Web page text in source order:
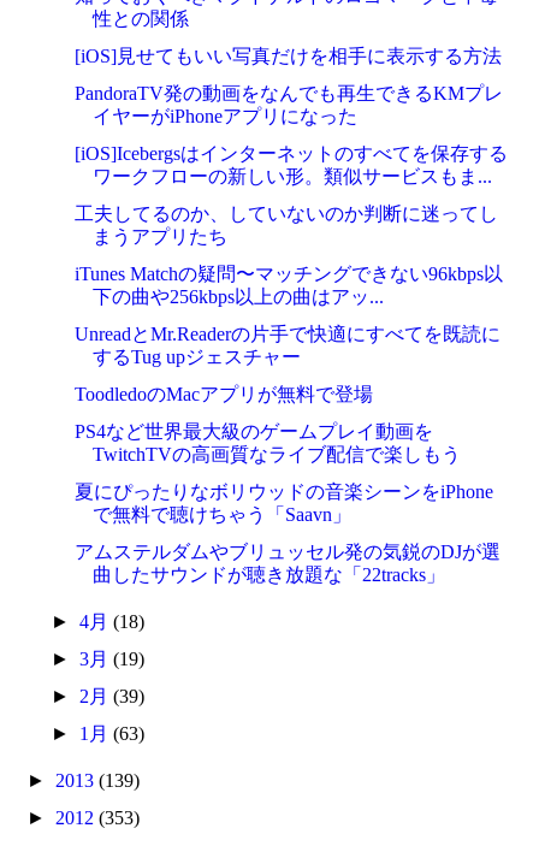
性との関係
[iOS]見せてもいい写真だけを相手に表示する方法
PandoraTV発の動画をなんでも再生できるKMプレ
イヤーがiPhoneアプリになった
[iOS]Icebergsはインターネットのすべてを保存する
ワークフローの新しい形。類似サービスもま...
工夫してるのか、していないのか判断に迷ってし
まうアプリたち
iTunes Matchの疑問〜マッチングできない96kbps以
下の曲や256kbps以上の曲はアッ...
UnreadとMr.Readerの片手で快適にすべてを既読に
するTug upジェスチャー
ToodledoのMacアプリが無料で登場
PS4など世界最大級のゲームプレイ動画を
TwitchTVの高画質なライブ配信で楽しもう
夏にぴったりなボリウッドの音楽シーンをiPhone
で無料で聴けちゃう「Saavn」
アムステルダムやブリュッセル発の気鋭のDJが選
曲したサウンドが聴き放題な「22tracks」
► 4月 (18)
► 3月 (19)
► 2月 (39)
► 1月 (63)
► 2013(139)
► 2012(353)